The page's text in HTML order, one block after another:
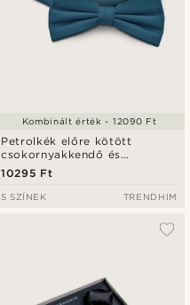
Petrolkék előre kötött
csokornyakkendő és
díszzsebkendő szett
10295 Ft
Kombinált érték - 12090 Ft
5 SZÍNEK TRENDHIM